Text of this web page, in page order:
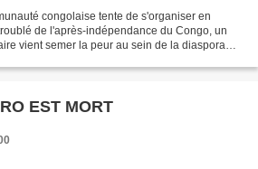
congolaise tente de s'organiser en
de l'après-indépendance du Congo, un
vient semer la peur au sein de la diaspora
EST MORT